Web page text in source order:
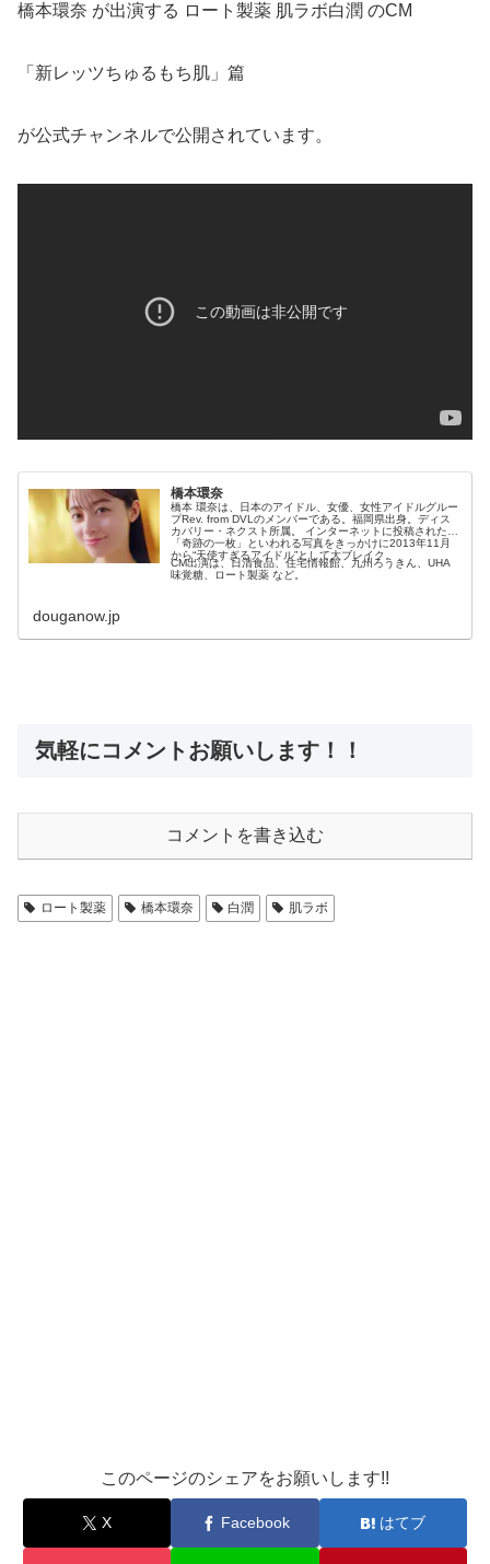
橋本環奈 が出演する ロート製薬 肌ラボ白潤 のCM
「新レッツちゅるもち肌」篇
が公式チャンネルで公開されています。
橋本環奈
橋本 環奈は、日本のアイドル、女優、女性アイドルグルー
プRev. from DVLのメンバーである。福岡県出身。ディス
カバリー・ネクスト所属。 インターネットに投稿された
「奇跡の一枚」といわれる写真をきっかけに2013年11月
から“天使すぎるアイドル”として大ブレイク。
CM出演は、日清食品、住宅情報館、九州ろうきん、UHA
味覚糖、ロート製薬 など。
douganow.jp
気軽にコメントお願いします！！
コメントを書き込む
ロート製薬 橋本環奈 白潤 肌ラボ
このページのシェアをお願いします!!
X Facebook はてブ